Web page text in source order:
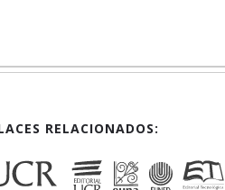
RELACIONADOS: